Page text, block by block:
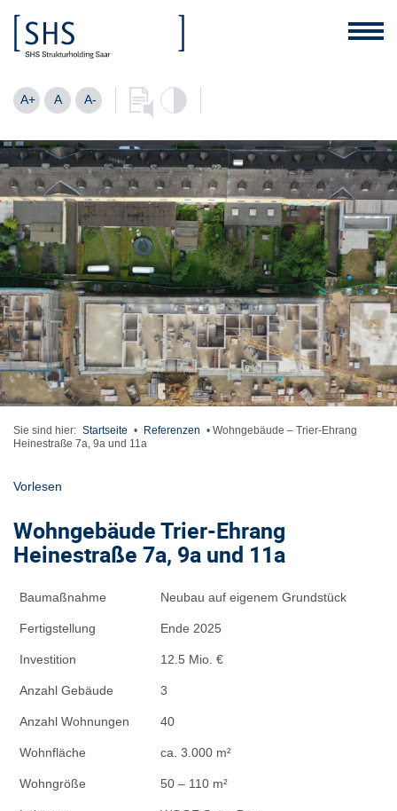
A+ A A-
Sie sind hier: Startseite • Referenzen • Wohngebäude – Trier-Ehrang
Heinestraße 7a, 9a und 11a
Vorlesen
Wohngebäude Trier-Ehrang
Heinestraße 7a, 9a und 11a
Baumaßnahme Neubau auf eigenem Grundstück
Fertigstellung Ende 2025
Investition 12.5 Mio. €
Anzahl Gebäude 3
Anzahl Wohnungen 40
Wohnfläche ca. 3.000 m²
Wohngröße 50 – 110 m²